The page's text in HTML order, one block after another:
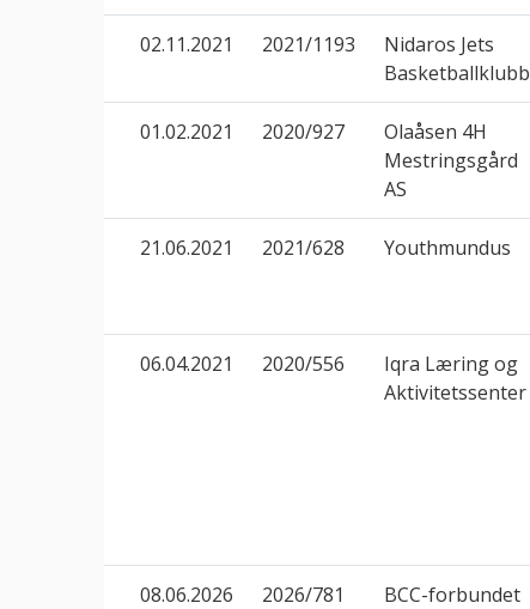
02.11.2021 2021/1193
Nidaros Jets
Basketballklubb
01.02.2021 2020/927
Olaåsen 4H
Mestringsgård
AS
21.06.2021 2021/628 Youthmundus
06.04.2021 2020/556
Iqra Læring og
Aktivitetssenter
08.06.2026 2026/781 BCC-forbundet